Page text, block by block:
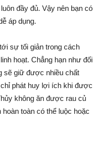
đầy đủ. Vậy nên bạn có
áp dụng.
sự tối giản trong cách
hoạt. Chẳng hạn như đối
sẽ giữ được nhiều chất
phát huy lợi ích khi được
không ăn được rau củ
toàn có thể luộc hoặc